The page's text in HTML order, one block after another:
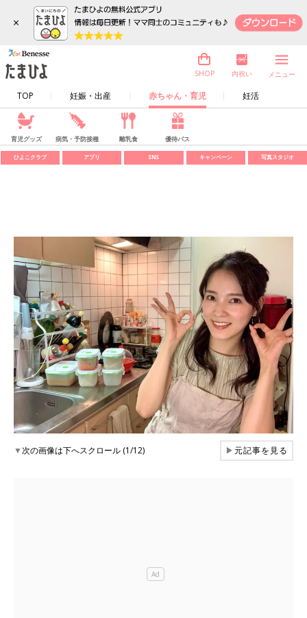
×
TOP 妊娠・出産 赤ちゃん・育児 妊活
SHOP 内祝い メニュー
育児グッズ 病気・予防接種 離乳食 優待パス
ひよこクラブ アプリ SNS キャンペーン 写真スタジオ
▼次の画像は下へスクロール (1/12) ▶元記事を見る